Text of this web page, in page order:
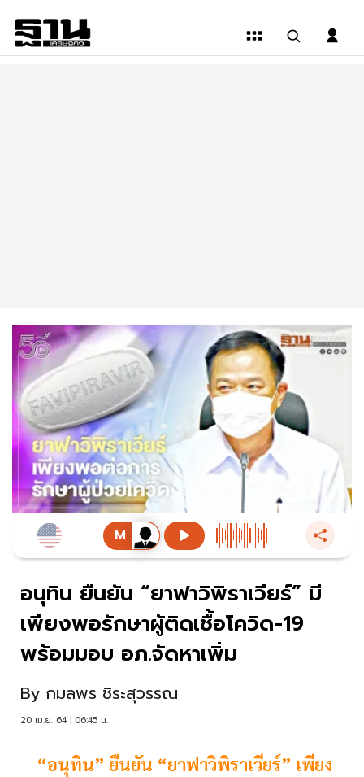
อนุทิน ยืนยัน “ยาฟาวิพิราเวียร์” มี
เพียงพอรักษาผู้ติดเชื้อโควิด-19
พร้อมมอบ อภ.จัดหาเพิ่ม
By กมลพร ชิระสุวรรณ
20 เม.ย. 64 | 06:45 น.
“อนุทิน” ยืนยัน “ยาฟาวิพิราเวียร์” เพียง